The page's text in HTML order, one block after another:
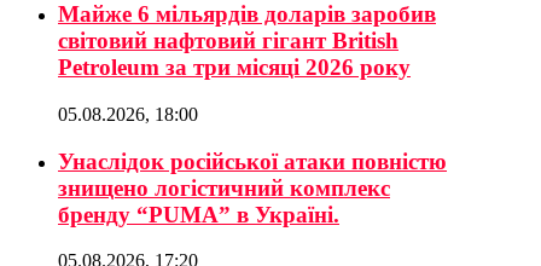
Майже 6 мільярдів доларів заробив
світовий нафтовий гігант British
Petroleum за три місяці 2026 року
05.08.2026, 18:00
Унаслідок російської атаки повністю
знищено логістичний комплекс
бренду “PUMA” в Україні.
05.08.2026, 17:20